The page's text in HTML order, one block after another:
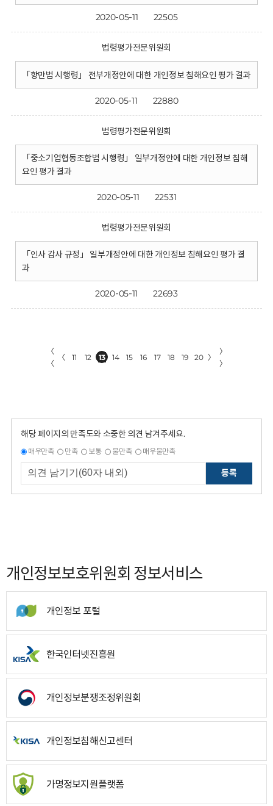
2020-05-11 22505
법령평가전문위원회
「항만법 시행령」 전부개정안에 대한 개인정보 침해요인 평가 결과
2020-05-11 22880
법령평가전문위원회
「중소기업협동조합법 시행령」 일부개정안에 대한 개인정보 침해
요인 평가 결과
2020-05-11 22531
법령평가전문위원회
「인사 감사 규정」 일부개정안에 대한 개인정보 침해요인 평가 결
과
2020-05-11 22693
〈
〈
〈 11 12 13 14 15 16 17 18 19 20 〉
〉
〉
해당 페이지의 만족도와 소중한 의견 남겨주세요.
매우만족 만족 보통 불만족 매우불만족
등록
개인정보보호위원회 정보서비스
개인정보 포털
한국인터넷진흥원
개인정보분쟁조정위원회
개인정보침해신고센터
가명정보지원플랫폼